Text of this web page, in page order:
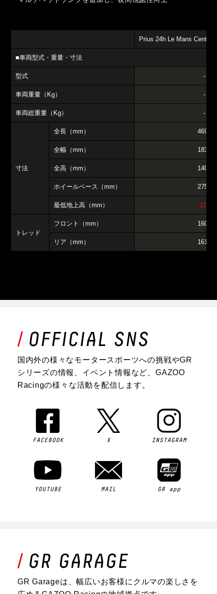
Prius 24h Le Mans
■車両型式・重量・寸法
型式 -
車両重量（Kg） -
車両総重量（Kg） -
寸法
全長（mm） 4690
全幅（mm） 1830
全高（mm） 1400
ホイールベース（mm） 2750
最低地上高（mm） 120
トレッド
フロント（mm） 1600
リア（mm） 1610
国内外の様々なモータースポーツへの挑戦やGR
シリーズの情報、イベント情報など、GAZOO
Racingの様々な活動を配信します。
FACEBOOK X INSTAGRAM
YOUTUBE MAIL GR app
GR Garageは、幅広いお客様にクルマの楽しさを